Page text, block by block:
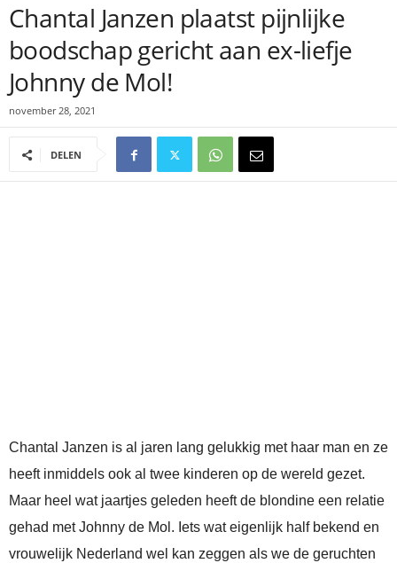
Chantal Janzen plaatst pijnlijke
boodschap gericht aan ex-liefje
Johnny de Mol!
november 28, 2021
DELEN
Chantal Janzen is al jaren lang gelukkig met haar man en ze
heeft inmiddels ook al twee kinderen op de wereld gezet.
Maar heel wat jaartjes geleden heeft de blondine een relatie
gehad met Johnny de Mol. Iets wat eigenlijk half bekend en
vrouwelijk Nederland wel kan zeggen als we de geruchten